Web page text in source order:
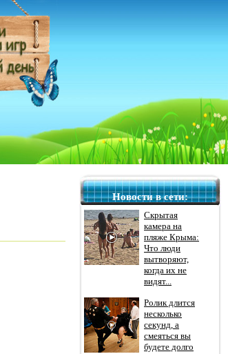
Новости в сети:
Скрытая
камера на
пляже Крыма:
Что люди
вытворяют,
когда их не
видят...
Ролик длится
несколько
секунд, а
смеяться вы
будете долго